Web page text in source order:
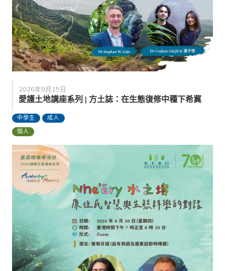
2026年9月15日
愛護土地講座系列 | 方土誌：在生態復修中種下希冀
中學生
成人
個人